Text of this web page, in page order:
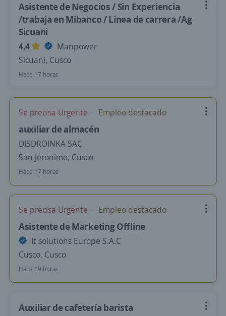
Asistente de Negocios / Sin Experiencia
/trabaja en Mibanco / Línea de carrera /Ag
Sicuani
4,4
Manpower
Sicuani, Cusco
Hace 17 horas
Se precisa Urgente Empleo destacado
auxiliar de almacén
DISDROINKA SAC
San Jeronimo, Cusco
Hace 17 horas
Se precisa Urgente Empleo destacado
Asistente de Marketing Offline
It solutions Europe S.A.C
Cusco, Cusco
Hace 19 horas
Auxiliar de cafetería barista